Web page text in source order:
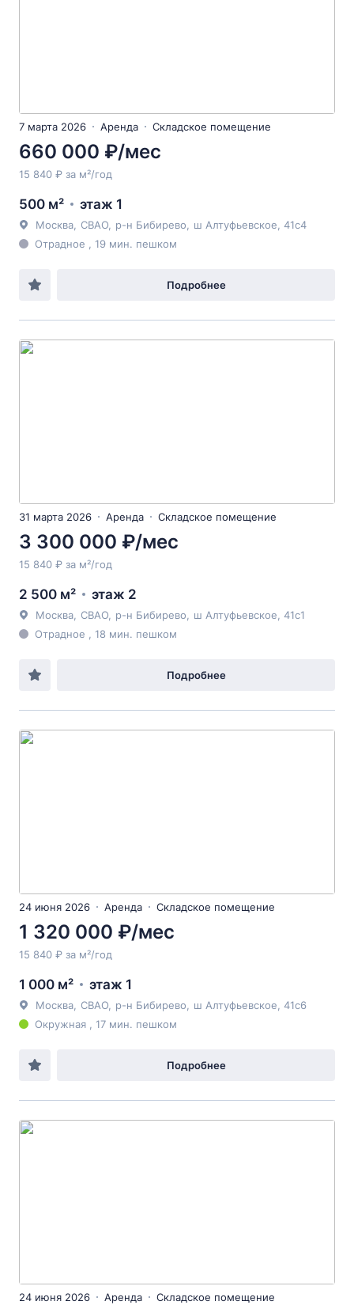
7 марта 2026 Аренда Складское помещение
660 000 ₽/мес
15 840 ₽ за м²/год
500 м² этаж 1
Москва СВАО р-н Бибирево ш Алтуфьевское , 41с4
Отрадное , 19 мин. пешком
Подробнее
31 марта 2026 Аренда Складское помещение
3 300 000 ₽/мес
15 840 ₽ за м²/год
2 500 м² этаж 2
Москва СВАО р-н Бибирево ш Алтуфьевское , 41с1
Отрадное , 18 мин. пешком
Подробнее
24 июня 2026 Аренда Складское помещение
1 320 000 ₽/мес
15 840 ₽ за м²/год
1 000 м² этаж 1
Москва СВАО р-н Бибирево ш Алтуфьевское , 41с6
Окружная , 17 мин. пешком
Подробнее
24 июня 2026 Аренда Складское помещение